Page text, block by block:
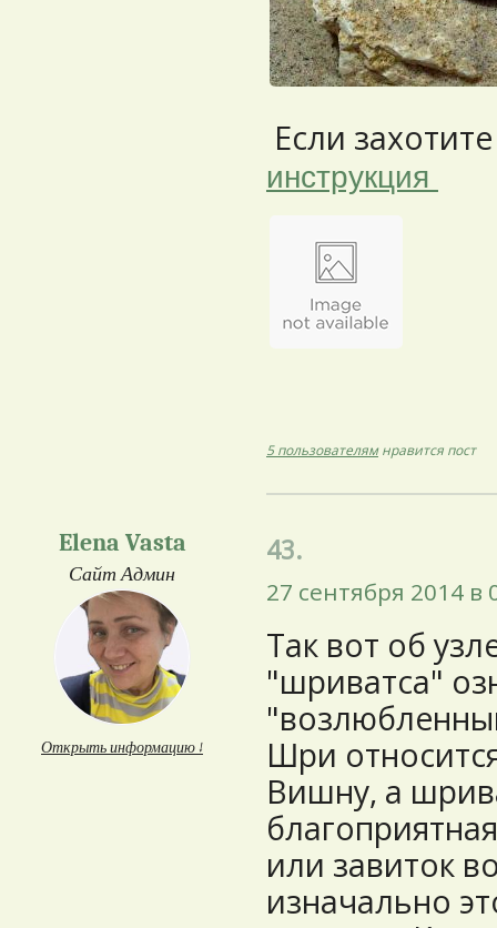
Если
инструкция
5 пользователямнравится пост
Elena Vasta
Сайт Админ
Открыть информацию ↓
43.
27 сентября 2014 в
Так вот об
"шриватса"
Шри
Вишну, а
или завиток
изначально